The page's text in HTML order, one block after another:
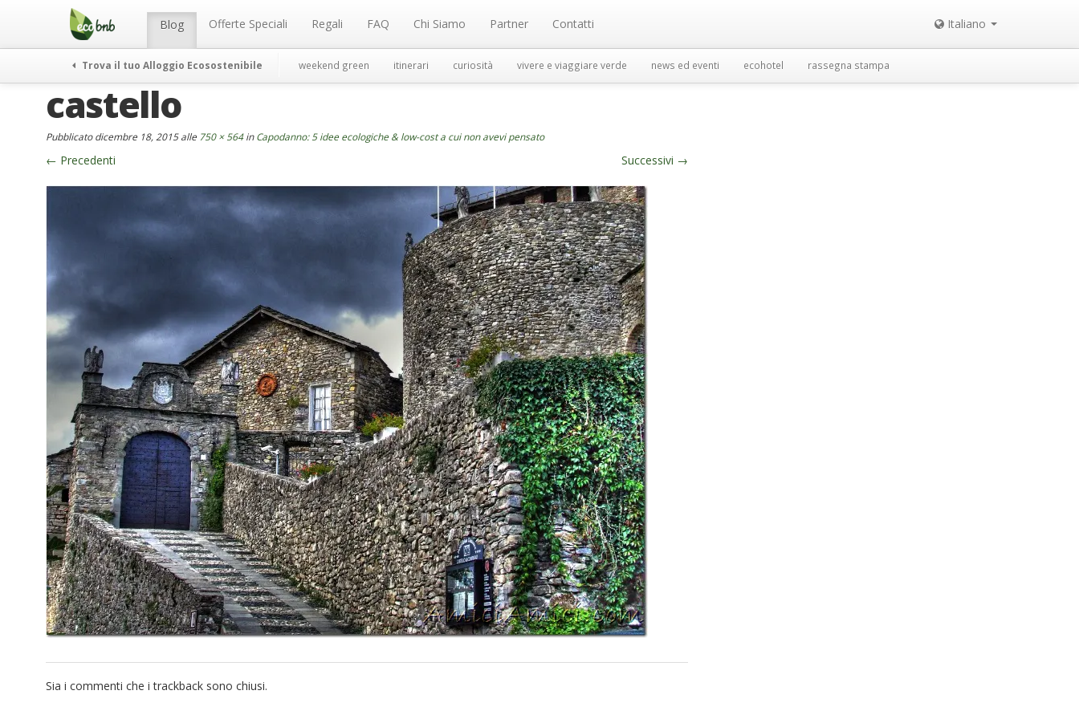
Menu Blog Offerte Speciali Regali FAQ Chi Siamo Partner Contatti Italiano
Trova il tuo Alloggio Ecosostenibile weekend green itinerari curiosità vivere e viaggiare verde news ed eventi ecohotel rassegna stampa
castello
Pubblicatodicembre 18, 2015alle 750 × 564inCapodanno: 5 idee ecologiche & low-cost a cui non avevi pensato
← Precedenti Successivi →
Sia i commenti che i trackback sono chiusi.